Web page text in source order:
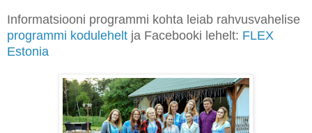
Informatsiooni programmi kohta leiab rahvusvahelise
programmi kodulehelt ja Facebooki lehelt: FLEX
Estonia